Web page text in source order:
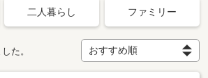
二人暮らし ファミリー
た。